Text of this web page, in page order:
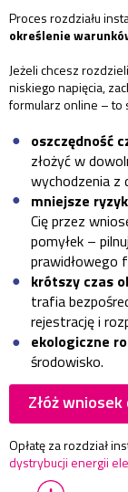
Proces rozdziału
określenie
Jeżeli chcesz
niskiego napięcia,
formularz online – to
oszczędność
złożyć w
wychodzenia z
mniejsze
Cię przez
pomyłek –
prawidłowego
krótszy czas
trafia
rejestrację i
ekologiczne
środowisko.
Złóż
Opłatę za rozdział
dystrybucji energii